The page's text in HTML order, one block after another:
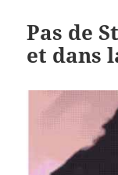
Pas de
et dans